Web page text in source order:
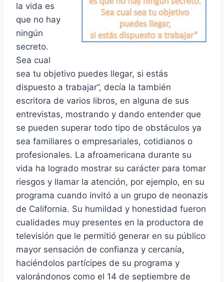
la vida es
que no hay
ningún
secreto.
Sea cual
sea tu objetivo puedes llegar, si estás
dispuesto a trabajar”, decía la también
escritora de varios libros, en alguna de sus
entrevistas, mostrando y dando entender que
se pueden superar todo tipo de obstáculos ya
sea familiares o empresariales, cotidianos o
profesionales. La afroamericana durante su
vida ha logrado mostrar su carácter para tomar
riesgos y llamar la atención, por ejemplo, en su
programa cuando invitó a un grupo de neonazis
de California. Su humildad y honestidad fueron
cualidades muy presentes en la productora de
televisión que le permitió generar en su público
mayor sensación de confianza y cercanía,
haciéndolos partícipes de su programa y
valorándonos como el 14 de septiembre de